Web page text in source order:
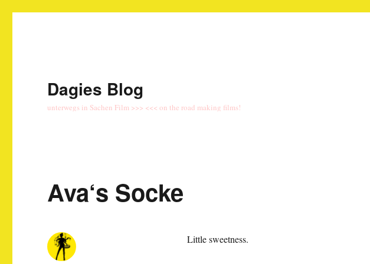
Dagies Blog
unterwegs in Sachen Film >>> <<< on the road making films!
Ava‘s Socke
Little sweetness.